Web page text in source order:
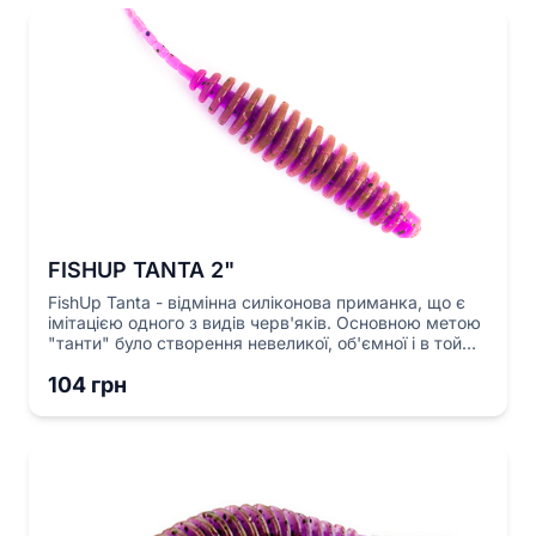
клювання.
FISHUP TANTA 2"
FishUp Tanta - відмінна силіконова приманка, що є
імітацією одного з видів черв'яків. Основною метою
"танти" було створення невеликої, об'ємної і в той
натуральний об'єкт полювання для хижої риби.
Основа приманки створена делікатно, тому
приманка є досить гнучкою. Поперечні пластини
може займати вертикальну позицію. "Танта" є
пасивною принадою і грає навіть на найбільш
104 грн